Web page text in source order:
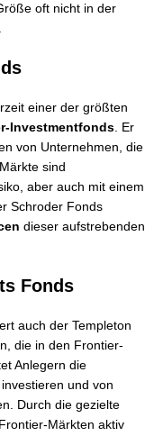
oft nicht in der
einer der größten
Investmentfonds . Er
von Unternehmen, die
sind
aber auch mit einem
Schroder Fonds
dieser aufstrebenden
Fonds
auch der Templeton
die in den Frontier-
Anlegern die
und von
Durch die gezielte
Märkten aktiv